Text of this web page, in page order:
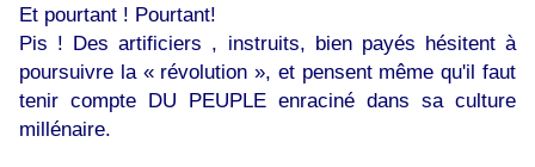
Et pourtant ! Pourtant!
Pis ! Des artificiers , instruits, bien payés hésitent à
poursuivre la « révolution », et pensent même qu'il faut
tenir compte DU PEUPLE enraciné dans sa culture
millénaire.